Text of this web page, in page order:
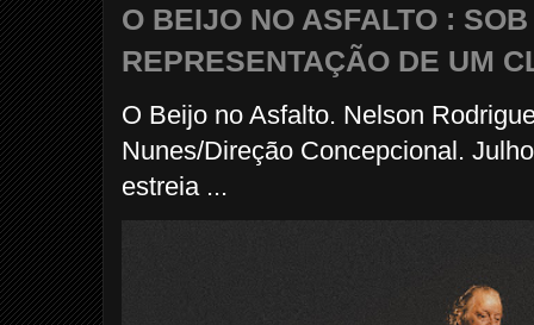
O BEIJO NO ASFALTO :
REPRESENTAÇÃO DE UM
O Beijo no Asfalto. Nelson
Nunes/Direção Concepcional.
estreia ...